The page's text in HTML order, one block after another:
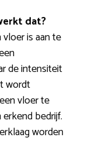
dat?
is aan te
de intensiteit
wordt
vloer te
bedrijf.
worden